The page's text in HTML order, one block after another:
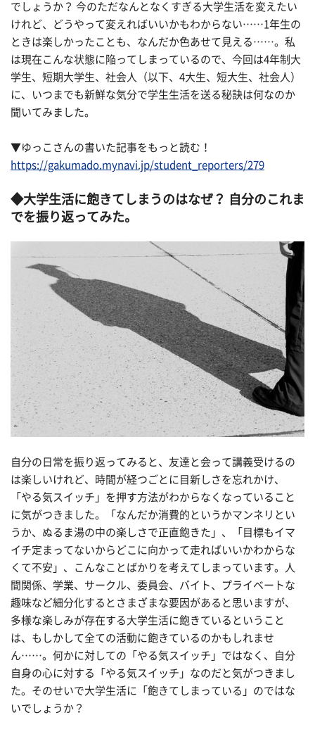
でしょうか？ 今のただなんとなくすぎる大学生活を変えたい
けれど、どうやって変えればいいかもわからない……1年生の
ときは楽しかったことも、なんだか色あせて見える……。私
は現在こんな状態に陥ってしまっているので、今回は4年制大
学生、短期大学生、社会人（以下、4大生、短大生、社会人）
に、いつまでも新鮮な気分で学生生活を送る秘訣は何なのか
聞いてみました。
▼ゆっこさんの書いた記事をもっと読む！
https://gakumado.mynavi.jp/student_reporters/279
◆大学生活に飽きてしまうのはなぜ？ 自分のこれま
でを振り返ってみた。
自分の日常を振り返ってみると、友達と会って講義受けるの
は楽しいけれど、時間が経つごとに目新しさを忘れかけ、
「やる気スイッチ」を押す方法がわからなくなっていること
に気がつきました。「なんだか消費的というかマンネリとい
うか、ぬるま湯の中の楽しさで正直飽きた」、「目標もイマ
イチ定まってないからどこに向かって走ればいいかわからな
くて不安」、こんなことばかりを考えてしまっています。人
間関係、学業、サークル、委員会、バイト、プライベートな
趣味など細分化するとさまざまな要因があると思いますが、
多様な楽しみが存在する大学生活に飽きているということ
は、もしかして全ての活動に飽きているのかもしれませ
ん……。何かに対しての「やる気スイッチ」ではなく、自分
自身の心に対する「やる気スイッチ」なのだと気がつきまし
た。そのせいで大学生活に「飽きてしまっている」のではな
いでしょうか？